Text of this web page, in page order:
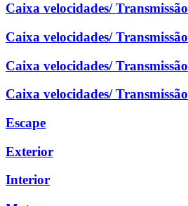
Caixa velocidades/ Transmissão
Caixa velocidades/ Transmissão
Caixa velocidades/ Transmissão
Caixa velocidades/ Transmissão
Escape
Exterior
Interior